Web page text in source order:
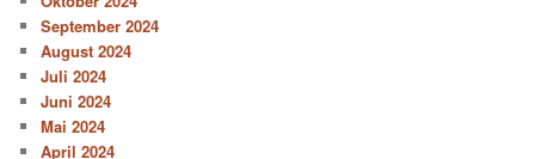
September 2024
August 2024
Juli 2024
Juni 2024
Mai 2024
April 2024